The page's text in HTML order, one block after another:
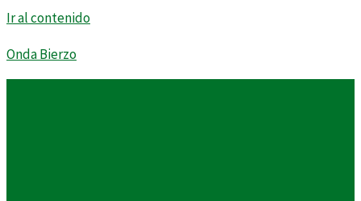
Ir al contenido
Onda Bierzo